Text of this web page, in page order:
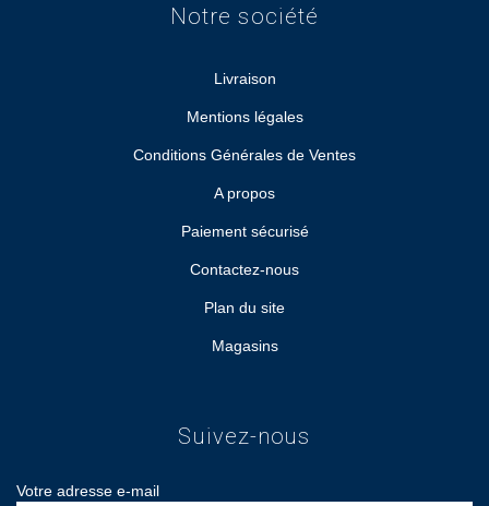
Notre société
Livraison
Mentions légales
Conditions Générales de Ventes
A propos
Paiement sécurisé
Contactez-nous
Plan du site
Magasins
Suivez-nous
Votre adresse e-mail